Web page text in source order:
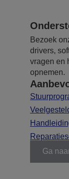
Bezoek
drivers,
vragen en
opnemen.
Ga